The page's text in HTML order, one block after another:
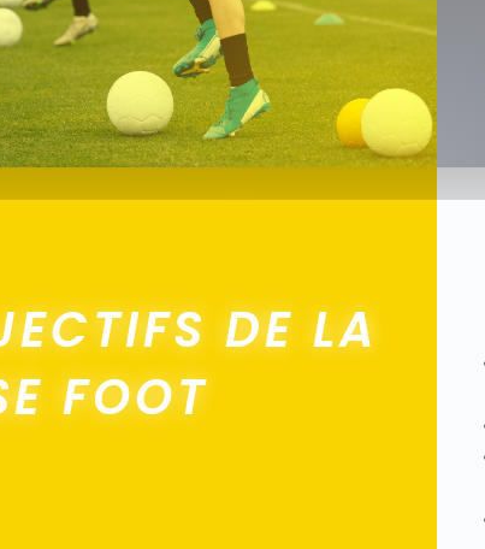
DE LA
FOOT